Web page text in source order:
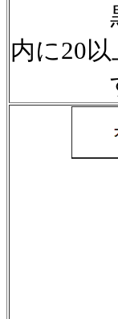
黒板と
内に20
すれ